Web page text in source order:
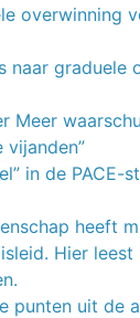
overwinning
naar graduele
Meer
vijanden”
in de
heeft
Hier leest
punten uit de